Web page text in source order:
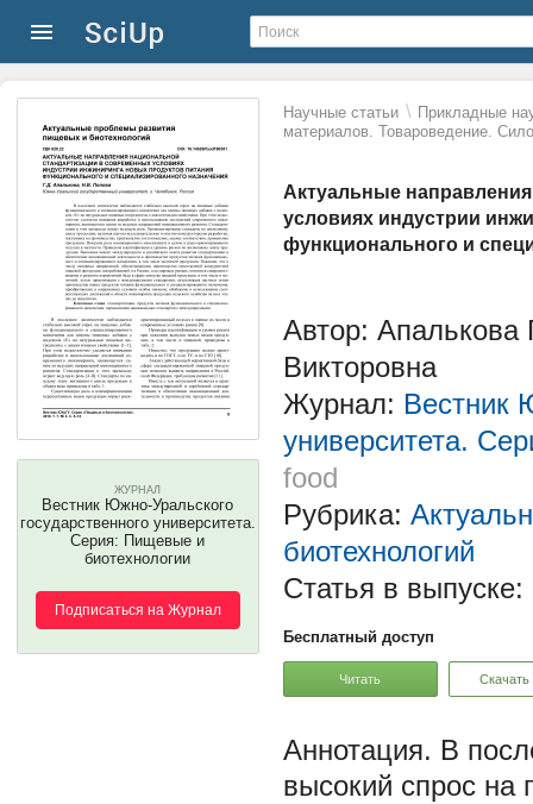
Научные статьи \ Прикладные
материалов. Товароведение.
Актуальные
условиях индустрии
функционального и
ЖУРНАЛ
Вестник Южно-Уральского
государственного университета.
Серия: Пищевые и
биотехнологии
Подписаться на Журнал
Автор: Апалькова
Викторовна
Журнал: Вестник
университета.
food
Рубрика:
биотехнологий
Статья в выпуске:
Бесплатный доступ
Читать Скачать
В
высокий спрос на